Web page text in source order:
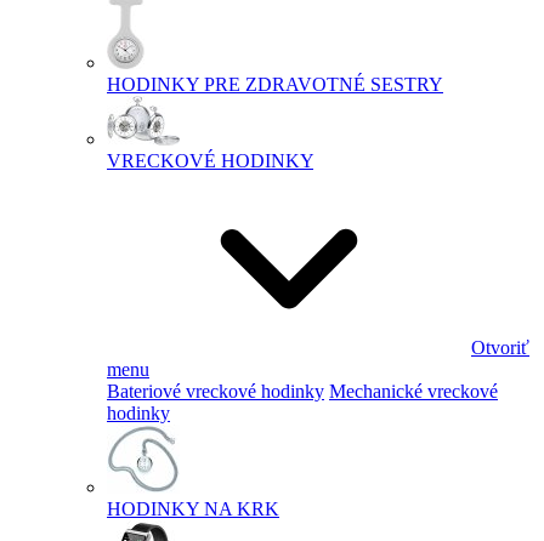
HODINKY PRE ZDRAVOTNÉ SESTRY
VRECKOVÉ HODINKY
Otvoriť
menu
Bateriové vreckové hodinky Mechanické vreckové
hodinky
HODINKY NA KRK